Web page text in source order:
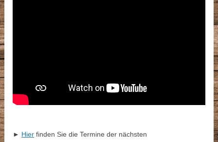
► Hier finden Sie die Termine der nächsten